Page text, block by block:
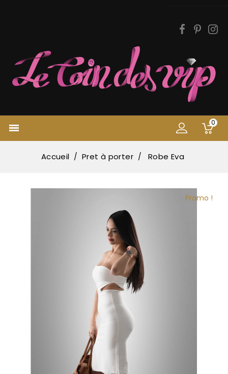
 0
Accueil Pret à porter Robe Eva
Promo !